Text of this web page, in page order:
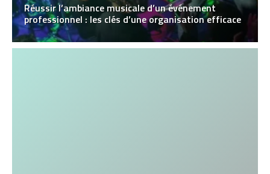
Réussir l’ambiance musicale d’un événement
professionnel : les clés d’une organisation efficace